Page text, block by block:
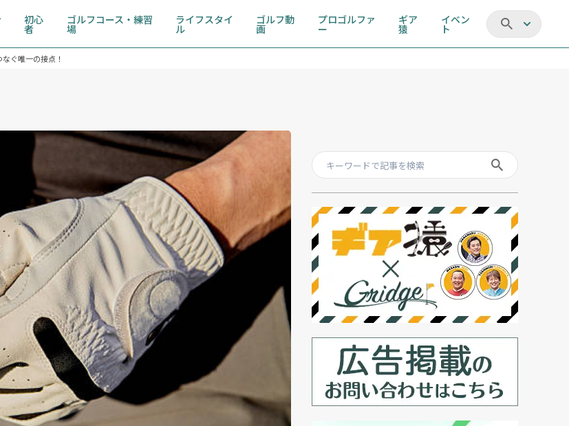
初心
者
ゴルフコース・練習
場
ライフスタイ
ル
ゴルフ動
画
プロゴルファ
ー
ギア
猿
イベン
ト
ぐ唯一の接点！